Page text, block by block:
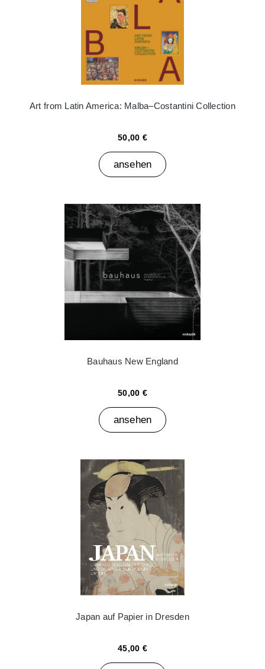
Art from Latin America: Malba–Costantini Collection
50,00 €
ansehen
Bauhaus New England
50,00 €
ansehen
Japan auf Papier in Dresden
45,00 €